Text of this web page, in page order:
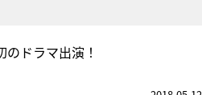
ドラマ出演！